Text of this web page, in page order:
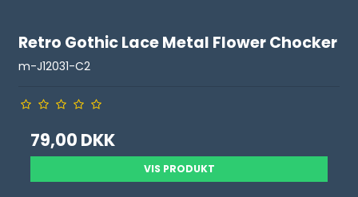
Retro Gothic Lace Metal Flower Chocker
m-J12031-C2
79,00 DKK
VIS PRODUKT